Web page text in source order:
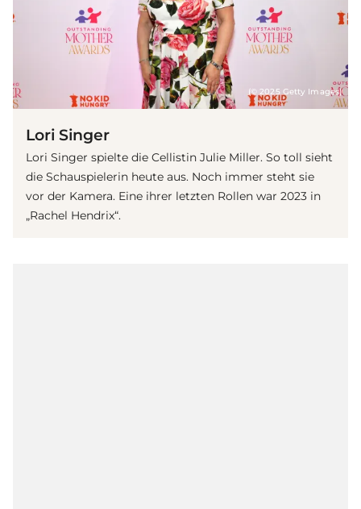
(© 2025 Getty Images)
Lori Singer
Lori Singer spielte die Cellistin Julie Miller. So toll sieht
die Schauspielerin heute aus. Noch immer steht sie
vor der Kamera. Eine ihrer letzten Rollen war 2023 in
„Rachel Hendrix“.